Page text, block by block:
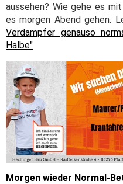
aussehen? Wie gehe es
es morgen Abend gehen.
Verdampfer genauso
Halbe"
Morgen wieder Normal-